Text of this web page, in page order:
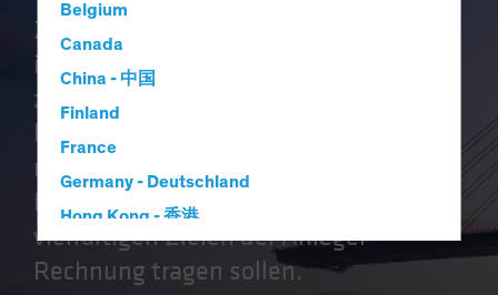
Belgium
Canada
China - 中国
Finland
France
Germany - Deutschland
Hong Kong - 香港
Hungary
Iceland
Zusammenführung von
innovativem Research und
zukunftsgerichteten Perspektiven
bei unseren globalen und
regionalen festverzinslichen
Investmentlösungen, die den
vielfältigen Zielen der Anleger
Rechnung tragen sollen.